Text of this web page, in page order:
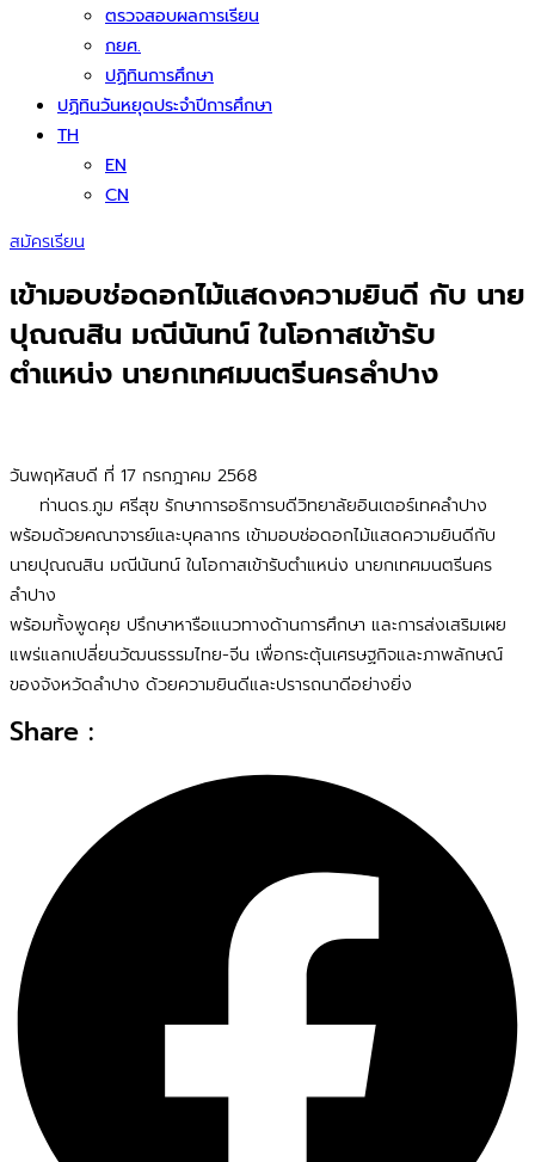
ตรวจสอบผลการเรียน
กยศ.
ปฏิทินการศึกษา
ปฏิทินวันหยุดประจำปีการศึกษา
TH
EN
CN
สมัครเรียน
เข้ามอบช่อดอกไม้แสดงความยินดี กับ นาย
ปุณณสิน มณีนันทน์ ในโอกาสเข้ารับ
ตำแหน่ง นายกเทศมนตรีนครลำปาง
วันพฤหัสบดี ที่ 17 กรกฎาคม 2568
ท่านดร.ภูม ศรีสุข รักษาการอธิการบดีวิทยาลัยอินเตอร์เทคลำปาง
พร้อมด้วยคณาจารย์และบุคลากร เข้ามอบช่อดอกไม้แสดความยินดีกับ
นายปุณณสิน มณีนันทน์ ในโอกาสเข้ารับตำแหน่ง นายกเทศมนตรีนคร
ลำปาง
พร้อมทั้งพูดคุย ปรึกษาหารือแนวทางด้านการศึกษา และการส่งเสริมเผย
แพร่แลกเปลี่ยนวัฒนธรรมไทย-จีน เพื่อกระตุ้นเศรษฐกิจและภาพลักษณ์
ของจังหวัดลำปาง ด้วยความยินดีและปรารถนาดีอย่างยิ่ง
Share :